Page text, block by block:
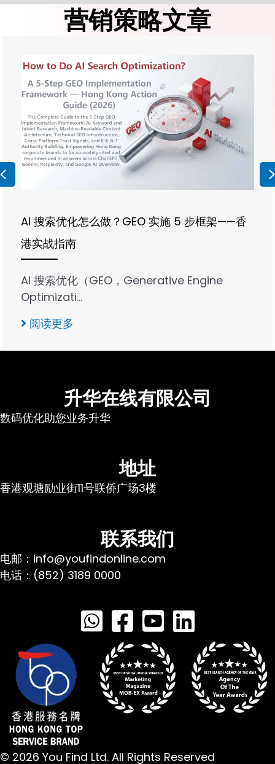
营销策略文章
AI 搜索优化怎么做？GEO 实施 5 步框架——香
港实战指南
AI 搜索优化（GEO，Generative Engine
Optimizati…
阅读更多
Previous
升华在线有限公司
数码优化助您业务升华
地址
香港观塘励业街11号联侨广场3楼
联系我们
电邮：info@youfindonline.com
电话：(852) 3189 0000
© 2026 You Find Ltd. All Rights Reserved